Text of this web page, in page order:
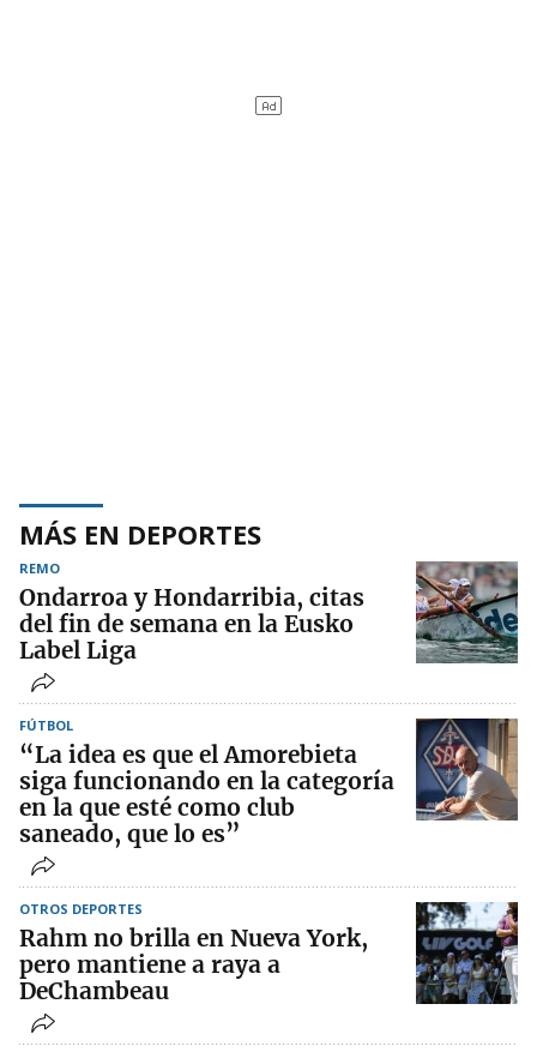
MÁS EN DEPORTES
REMO
Ondarroa y Hondarribia, citas
del fin de semana en la Eusko
Label Liga
FÚTBOL
“La idea es que el Amorebieta
siga funcionando en la categoría
en la que esté como club
saneado, que lo es”
OTROS DEPORTES
Rahm no brilla en Nueva York,
pero mantiene a raya a
DeChambeau